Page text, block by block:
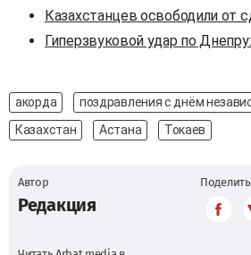
Казахстанцев освободили от
Гиперзвуковой удар по
акорда
поздравления с днём
Казахстан
Астана Токаев
Автор
Редакция